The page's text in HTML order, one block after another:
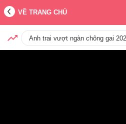
VỀ TRANG CHỦ
Anh trai vượt ngàn chông gai